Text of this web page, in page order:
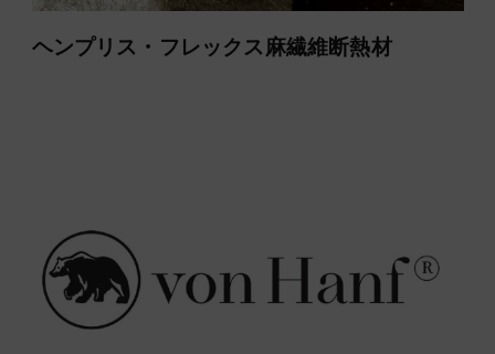
ヘンプリス・フレックス麻繊維断熱材